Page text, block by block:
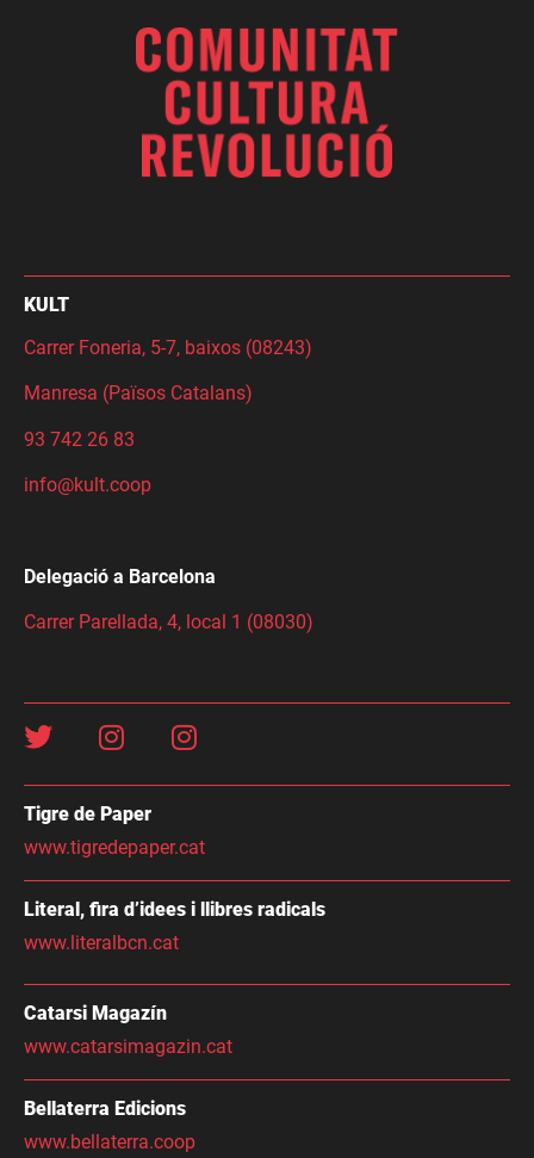
KULT
Carrer Foneria, 5-7, baixos (08243)
Manresa (Països Catalans)
93 742 26 83
info@kult.coop
Delegació a Barcelona
Carrer Parellada, 4, local 1 (08030)
Tigre de Paper
www.tigredepaper.cat
Literal, fira d’idees i llibres radicals
www.literalbcn.cat
Catarsi Magazín
www.catarsimagazin.cat
Bellaterra Edicions
www.bellaterra.coop